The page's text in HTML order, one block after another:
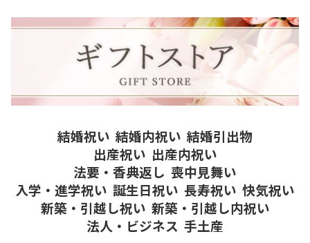
結婚祝い 結婚内祝い 結婚引出物
出産祝い 出産内祝い
法要・香典返し 喪中見舞い
入学・進学祝い 誕生日祝い 長寿祝い 快気祝い
新築・引越し祝い 新築・引越し内祝い
法人・ビジネス 手土産